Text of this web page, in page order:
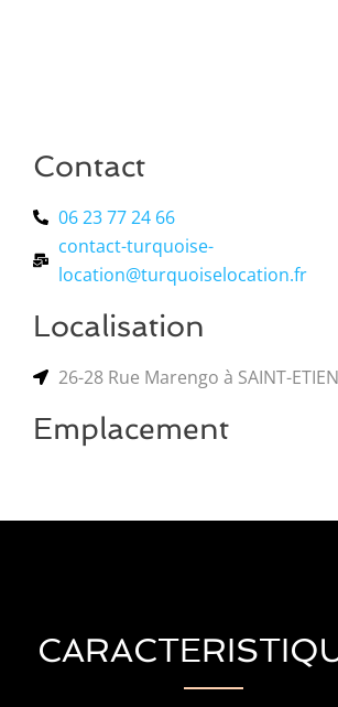
Contact
06 23 77 24 66
contact-turquoise-
location@turquoiselocation.fr
Localisation
26-28 Rue Marengo à SAINT-
Emplacement